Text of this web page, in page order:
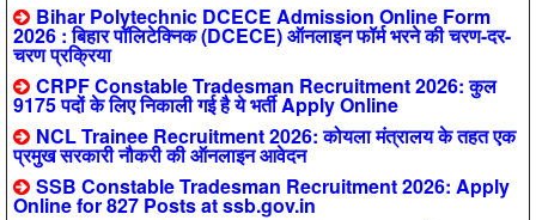
Bihar Polytechnic DCECE Admission Online Form
2026 : बिहार पॉलिटेक्निक (DCECE) ऑनलाइन फॉर्म भरने की चरण-दर-
चरण प्रक्रिया
CRPF Constable Tradesman Recruitment 2026: कुल
9175 पदों के लिए निकाली गई है ये भर्ती Apply Online
NCL Trainee Recruitment 2026: कोयला मंत्रालय के तहत एक
प्रमुख सरकारी नौकरी की ऑनलाइन आवेदन
SSB Constable Tradesman Recruitment 2026: Apply
Online for 827 Posts at ssb.gov.in